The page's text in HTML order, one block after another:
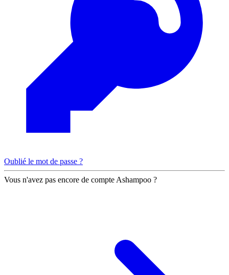
Oublié le mot de passe ?
Vous n'avez pas encore de compte Ashampoo ?